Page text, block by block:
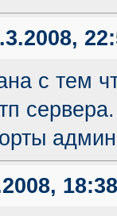
с тем
18:38